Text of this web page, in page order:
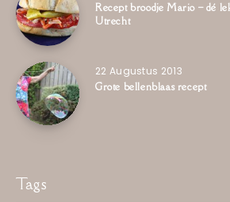
Recept broodje Mario – dé
Utrecht
22 Augustus 2013
Grote bellenblaas recept
Tags